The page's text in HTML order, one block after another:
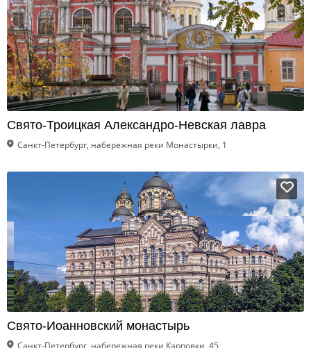
Свято-Троицкая Александро-Невская лавра
Санкт-Петербург, набережная реки Монастырки, 1
Свято-Иоанновский монастырь
Санкт-Петербург, набережная реки Карповки, 45